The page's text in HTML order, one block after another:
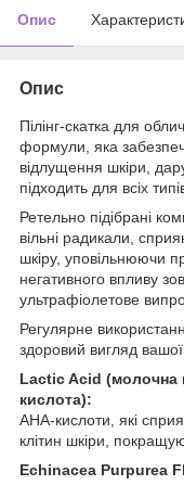
Опис
Опис
Пілінг-скатка для
формули, яка
відлущення шкіри,
підходить для всіх
Ретельно підібрані
вільні радикали,
шкіру, уповільнюючи
негативного впливу
ультрафіолетове
Регулярне
здоровий вигляд вашої
Lactic Acid (молочна
кислота):
АНА-кислоти, які
клітин шкіри,
Echinacea Purpurea